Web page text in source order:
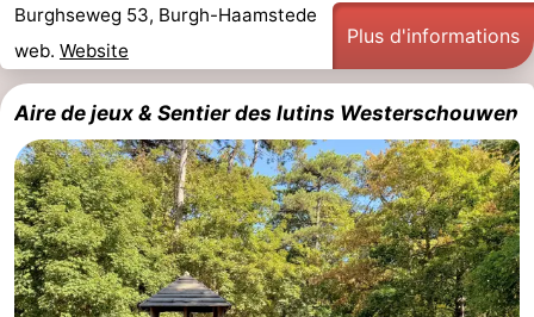
Burghseweg 53, Burgh-Haamstede
web. Website
Plus d'informations
Aire de jeux & Sentier des lutins Westerschouwen